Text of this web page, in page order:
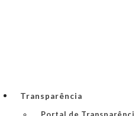
Transparência